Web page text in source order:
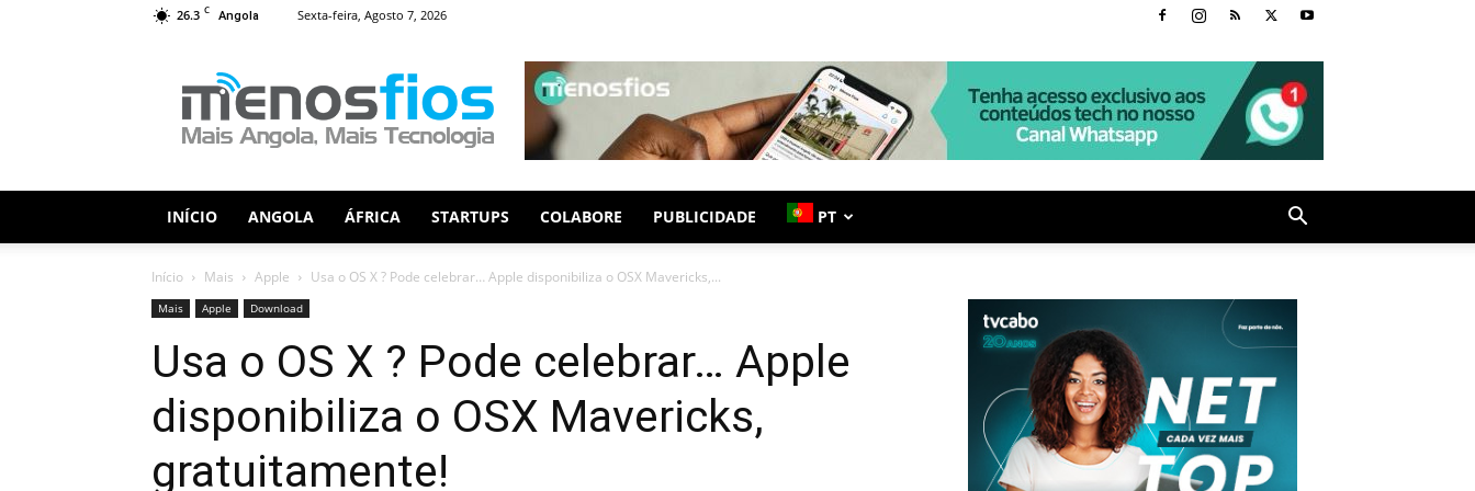
26.3 C Angola Sexta-feira, Agosto 7, 2026
Fios
INÍCIO ANGOLA ÁFRICA STARTUPS COLABORE PUBLICIDADE PT
Início Mais Apple Usa o OS X ? Pode celebrar… Apple disponibiliza o OSX Mavericks,...
Mais Apple Download
Usa o OS X ? Pode celebrar… Apple
disponibiliza o OSX Mavericks,
gratuitamente!